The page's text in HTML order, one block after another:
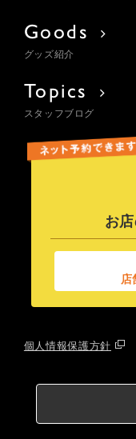
Goods
グッズ紹介
Topics
スタッフブログ
お
店
個人情報保護方針